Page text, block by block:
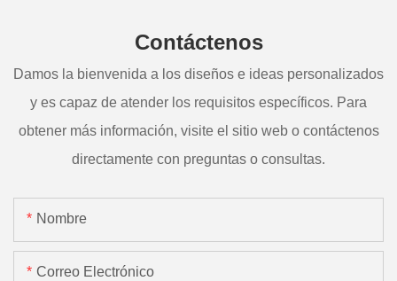
Contáctenos
Damos la bienvenida a los diseños e ideas personalizados
y es capaz de atender los requisitos específicos. Para
obtener más información, visite el sitio web o contáctenos
directamente con preguntas o consultas.
Nombre
Correo Electrónico